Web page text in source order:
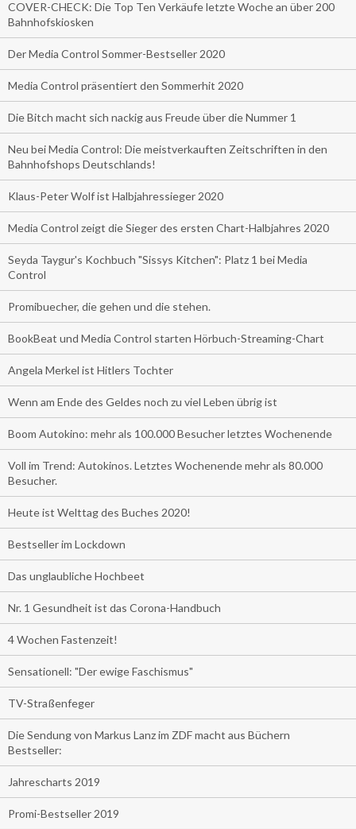
COVER-CHECK: Die Top Ten Verkäufe letzte Woche an über 200
Bahnhofskiosken
Der Media Control Sommer-Bestseller 2020
Media Control präsentiert den Sommerhit 2020
Die Bitch macht sich nackig aus Freude über die Nummer 1
Neu bei Media Control: Die meistverkauften Zeitschriften in den
Bahnhofshops Deutschlands!
Klaus-Peter Wolf ist Halbjahressieger 2020
Media Control zeigt die Sieger des ersten Chart-Halbjahres 2020
Seyda Taygur's Kochbuch "Sissys Kitchen": Platz 1 bei Media
Control
Promibuecher, die gehen und die stehen.
BookBeat und Media Control starten Hörbuch-Streaming-Chart
Angela Merkel ist Hitlers Tochter
Wenn am Ende des Geldes noch zu viel Leben übrig ist
Boom Autokino: mehr als 100.000 Besucher letztes Wochenende
Voll im Trend: Autokinos. Letztes Wochenende mehr als 80.000
Besucher.
Heute ist Welttag des Buches 2020!
Bestseller im Lockdown
Das unglaubliche Hochbeet
Nr. 1 Gesundheit ist das Corona-Handbuch
4 Wochen Fastenzeit!
Sensationell: "Der ewige Faschismus"
TV-Straßenfeger
Die Sendung von Markus Lanz im ZDF macht aus Büchern
Bestseller:
Jahrescharts 2019
Promi-Bestseller 2019